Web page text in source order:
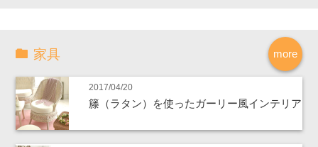
more
家具
2017/04/20
籐（ラタン）を使ったガーリー風インテリア